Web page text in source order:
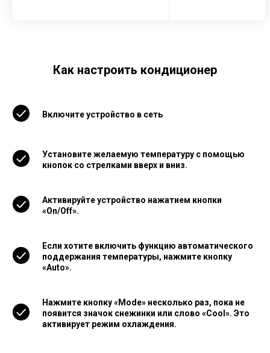
Как настроить кондиционер
Включите устройство в сеть
Установите желаемую температуру с помощью
кнопок со стрелками вверх и вниз.
Активируйте устройство нажатием кнопки
«On/Off».
Если хотите включить функцию автоматического
поддержания температуры, нажмите кнопку
«Auto».
Нажмите кнопку «Mode» несколько раз, пока не
появится значок снежинки или слово «Cool». Это
активирует режим охлаждения.